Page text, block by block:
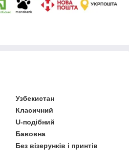
Узбекистан
Класичний
U-подібний
Бавовна
Без візерунків і принтів